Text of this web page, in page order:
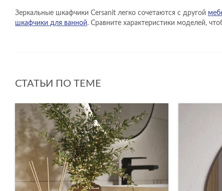
Зеркальные шкафчики Cersanit легко сочетаются с другой
шкафчики для ванной. Сравните характеристики моделей,
СТАТЬИ ПО ТЕМЕ